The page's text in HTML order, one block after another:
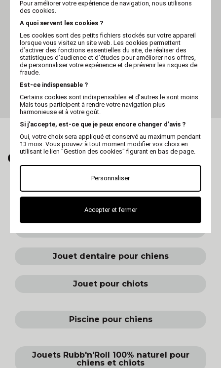
RUBB' N 'ROLL
Jouet Rubb'n'Puppies
spécial chiot os - S - 14,5
cm
CRAQUEZ AUSSI POUR...
Jouet Caoutchouc pour chiens
Jouet dentaire pour chiens
Jouet pour chiots
Piscine pour chiens
Jouets Rubb'n'Roll 100% naturel pour
chiens et chiots
Pour améliorer votre expérience de navigation, nous utilisons
des cookies.
A quoi servent les cookies ?
Les cookies sont des petits fichiers stockés sur votre appareil
lorsque vous visitez un site web. Les cookies permettent
d’activer des fonctions essentielles du site, de réaliser des
statistiques d’audience et d’études pour améliorer nos offres,
de personnaliser votre expérience et de prévenir les risques de
fraude.
Est-ce indispensable ?
Certains cookies sont indispensables et d’autres le sont moins.
Mais tous participent à rendre votre navigation plus
harmonieuse et à votre goût.
Si j’accepte, est-ce que je peux encore changer d’avis ?
Oui, votre choix sera appliqué et conservé au maximum pendant
13 mois. Vous pouvez à tout moment modifier vos choix en
utilisant le lien "Gestion des cookies" figurant en bas de page.
Personnaliser
Accepter et fermer